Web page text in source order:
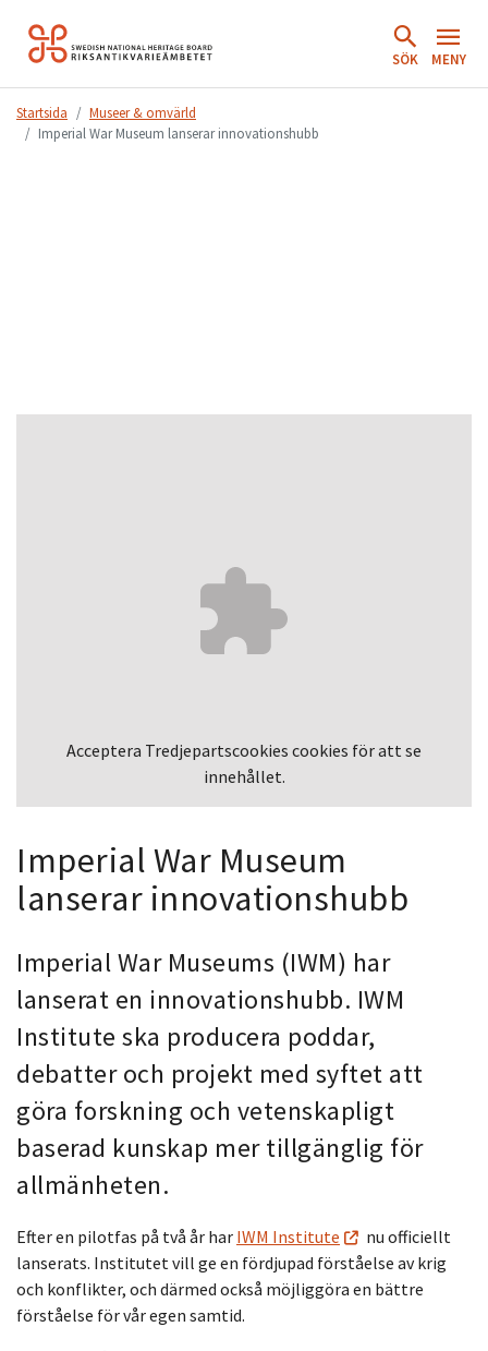
Hoppa
till
SÖK MENY
Startsida
Museer & omvärld
Imperial War Museum lanserar innovationshubb
Acceptera Tredjepartscookies cookies för att se
innehållet.
Imperial War Museum
lanserar innovationshubb
Imperial War Museums (IWM) har
lanserat en innovationshubb. IWM
Institute ska producera poddar,
debatter och projekt med syftet att
göra forskning och vetenskapligt
baserad kunskap mer tillgänglig för
allmänheten.
Efter en pilotfas på två år har IWM Institute
nu officiellt
lanserats. Institutet vill ge en fördjupad förståelse av krig
och konflikter, och därmed också möjliggöra en bättre
förståelse för vår egen samtid.